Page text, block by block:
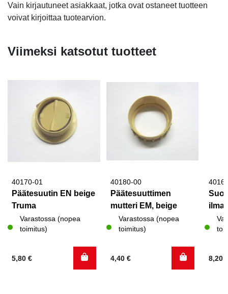
Vain kirjautuneet asiakkaat, jotka ovat ostaneet tuotteen
voivat kirjoittaa tuotearvion.
Viimeksi katsotut tuotteet
40170-01
Päätesuutin EN beige
Truma
Varastossa (nopea
toimitus)
5,80 €
40180-00
Päätesuuttimen
mutteri EM, beige
Varastossa (nopea
toimitus)
4,40 € 8,20